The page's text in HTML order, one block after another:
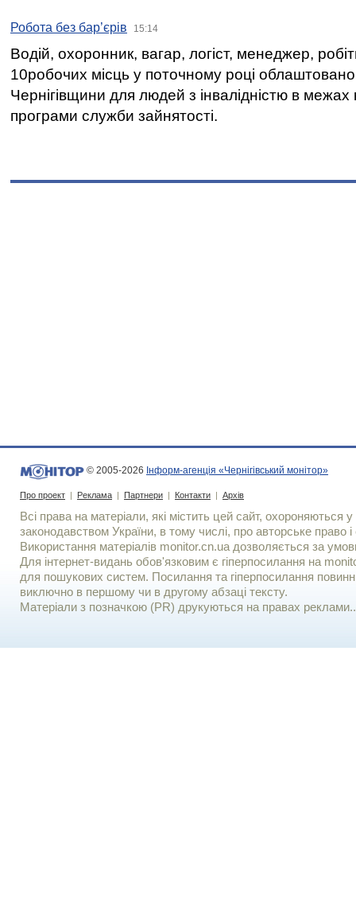
Робота без бар’єрів 15:14
Водій, охоронник, вагар, логіст, менеджер,
10робочих місць у поточному році
Чернігівщини для людей з інвалідністю в межах
програми служби зайнятості.
© 2005-2026 Інформ-агенція «Чернігівський монітор»
Про проект | Реклама | Партнери | Контакти | Архів
Всі права на матеріали, які містить цей сайт, охороняються у
законодавством України, в тому числі, про авторське право і
Використання матерiалiв monitor.cn.ua дозволяється за
Для iнтернет-видань обов'язковим є гiперпосилання на
для пошукових систем. Посилання та гіперпосилання
виключно в першому чи в другому абзаці тексту.
Матеріали з позначкою (PR) друкуються на правах реклами..